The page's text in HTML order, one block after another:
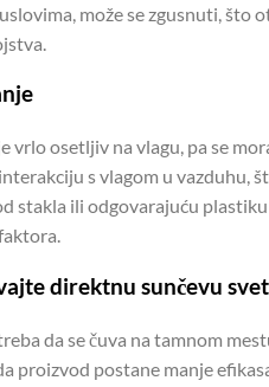
može se zgusnuti, što
vrlo osetljiv na vlagu, pa se
s vlagom u vazduhu,
stakla ili odgovarajuću
direktnu sunčevu
da se čuva na tamnom
proizvod postane manje